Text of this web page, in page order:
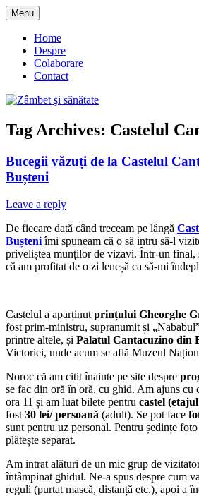
Skip
to
content
Zâmbet şi sănătate
Menu
Home
Despre
Colaborare
Contact
Tag Archives: Castelul
Bucegii văzuți de la Castelul
Bușteni
Leave a reply
De fiecare dată când treceam pe lângă
Bușteniîmi spuneam că o să intru să-l
priveliștea munților de vizavi. Într-un final,
că am profitat de o zi leneșă ca să-mi
Castelul a aparținut prințului Gheorghe
fost prim-ministru, supranumit și
printre altele, și Palatul Cantacuzino din
Victoriei, unde acum se află Muzeul
Noroc că am citit înainte pe site despre
se fac din oră în oră, cu ghid. Am ajuns cu
ora 11 și am luat bilete pentru castel
fost 30 lei/ persoană (adult). Se pot face
sunt pentru uz personal. Pentru ședințe
plătește separat.
Am intrat alături de un mic grup de
întâmpinat ghidul. Ne-a spus despre cum
reguli (purtat mască, distanță etc.), apoi a